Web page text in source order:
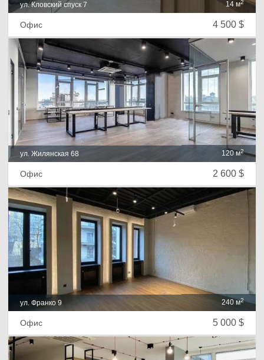
ул. Кловский спуск 7 14 м2
4 500 $
Офис
ул. Жилянская 68 120 м2
2 600 $
Офис
ул. Франко 9 240 м2
5 000 $
Офис